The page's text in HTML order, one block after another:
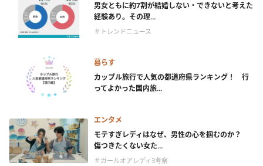
男女ともに約7割が結婚しない・できないと考えた
経験あり。その理...
＃トレンドニュース
暮らす
カップル旅行で人気の都道府県ランキング！ 行
ってよかった国内旅...
エンタメ
モテすぎレディはなぜ、男性の心を掴むのか？
傷つきたくない女た...
＃ガールオアレディ3考察